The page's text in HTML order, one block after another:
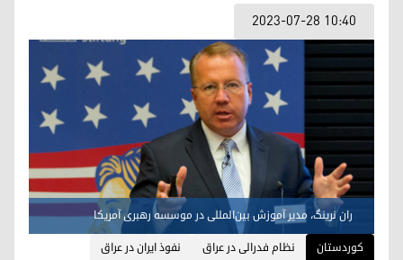
2023-07-28 10:40
ران نرینگ، مدیر آموزش بین‌المللی در موسسه رهبری آمریکا
کوردستان
نظام فدرالی در عراق نفوذ ایران در عراق